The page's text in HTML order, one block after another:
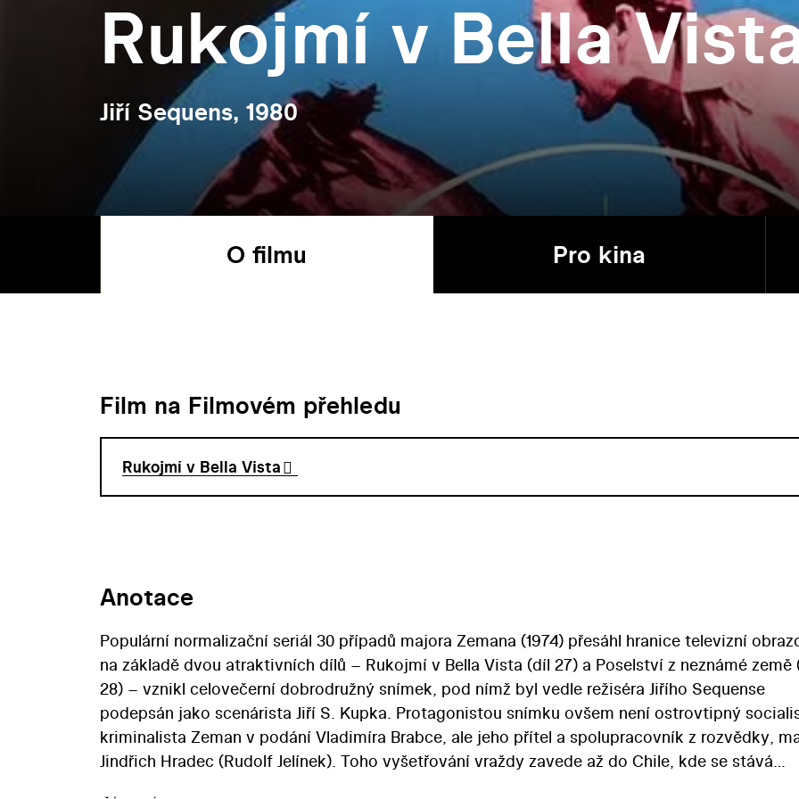
Rukojmí v Bella
Jiří Sequens, 1980
O filmu Pro kina
Film na Filmovém přehledu
Rukojmí v Bella Vista
Anotace
Populární normalizační seriál 30 případů majora Zemana (1974) přesáhl hranice televizní
na základě dvou atraktivních dílů – Rukojmí v Bella Vista (díl 27) a Poselství z neznámé země
28) – vznikl celovečerní dobrodružný snímek, pod nímž byl vedle režiséra Jiřího Sequense
podepsán jako scenárista Jiří S. Kupka. Protagonistou snímku ovšem není ostrovtipný
kriminalista Zeman v podání Vladimíra Brabce, ale jeho přítel a spolupracovník z rozvědky,
Jindřich Hradec (Rudolf Jelínek). Toho vyšetřování vraždy zavede až do Chile, kde se stává